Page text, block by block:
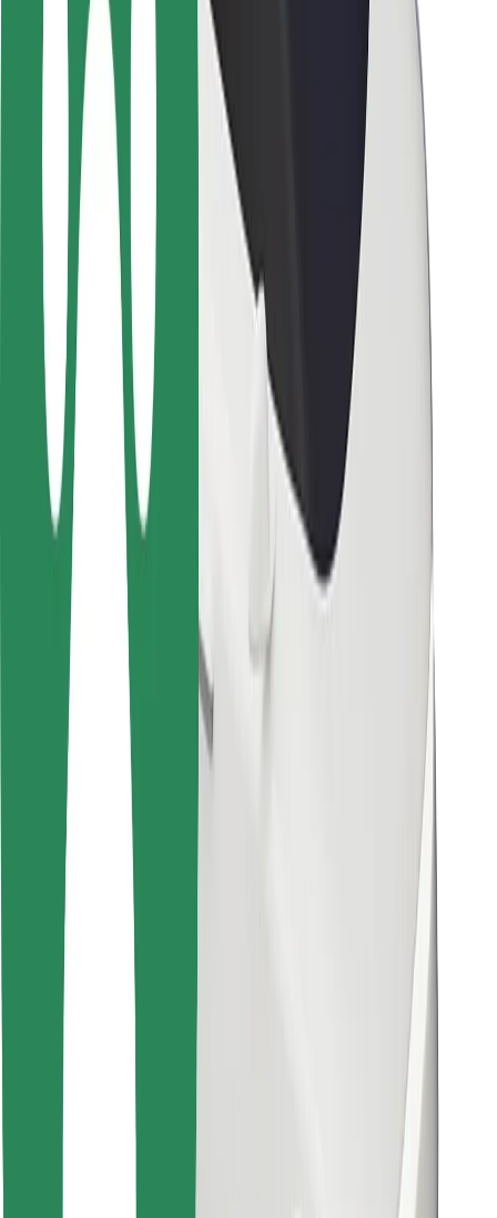
Segurança dos passageiros
Segurança dos motoristas
Segurança das trotinetes
Safety Lab
Cidades
Localizações
Soluções para as cidades
Aeroportos
Estações de carregamento da Bolt
Ajuda
Para passageiros
Para motoristas
Para estafetas
Para gestores de frota
Para restaurantes
Bolt for Business
Outros
Fornecedores
Termos & Condições
Cookies